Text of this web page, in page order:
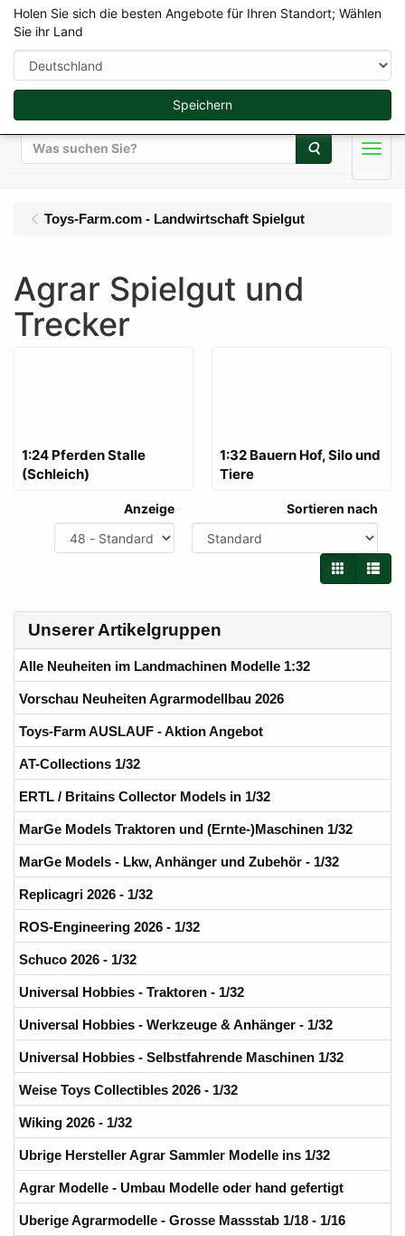
Suche Menu
Unserer Artikelgruppen
Alle Neuheiten im Landmachinen Modelle 1:32
Vorschau Neuheiten Agrarmodellbau 2026
Toys-Farm AUSLAUF - Aktion Angebot
AT-Collections 1/32
ERTL / Britains Collector Models in 1/32
MarGe Models Traktoren und (Ernte-)Maschinen 1/32
MarGe Models - Lkw, Anhänger und Zubehör - 1/32
Replicagri 2026 - 1/32
ROS-Engineering 2026 - 1/32
Schuco 2026 - 1/32
Universal Hobbies - Traktoren - 1/32
Universal Hobbies - Werkzeuge & Anhänger - 1/32
Universal Hobbies - Selbstfahrende Maschinen 1/32
Weise Toys Collectibles 2026 - 1/32
Wiking 2026 - 1/32
Ubrige Hersteller Agrar Sammler Modelle ins 1/32
Agrar Modelle - Umbau Modelle oder hand gefertigt
Uberige Agrarmodelle - Grosse Massstab 1/18 - 1/16
Toys-Farm.com - Landwirtschaft Spielgut
Agrar Spielgut und
Trecker
1:24 Pferden Stalle
(Schleich)
1:32 Bauern Hof, Silo und
Tiere
Anzeige Sortieren nach
Holen Sie sich die besten Angebote für Ihren Standort; Wählen
Sie ihr Land
Speichern